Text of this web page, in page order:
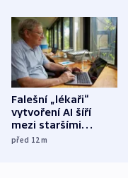
Falešní „lékaři“
vytvoření AI šíří
mezi staršími
Poláky nebezpečné
před 12m